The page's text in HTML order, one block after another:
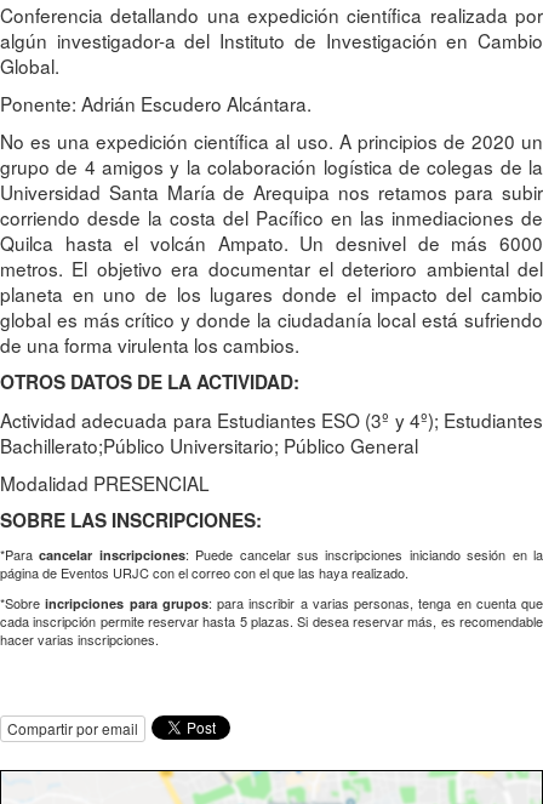
Conferencia detallando una expedición científica realizada por
algún investigador-a del Instituto de Investigación en Cambio
Global.
Ponente: Adrián Escudero Alcántara.
No es una expedición científica al uso. A principios de 2020 un
grupo de 4 amigos y la colaboración logística de colegas de la
Universidad Santa María de Arequipa nos retamos para subir
corriendo desde la costa del Pacífico en las inmediaciones de
Quilca hasta el volcán Ampato. Un desnivel de más 6000
metros. El objetivo era documentar el deterioro ambiental del
planeta en uno de los lugares donde el impacto del cambio
global es más crítico y donde la ciudadanía local está sufriendo
de una forma virulenta los cambios.
OTROS DATOS DE LA ACTIVIDAD:
Actividad adecuada para Estudiantes ESO (3º y 4º); Estudiantes
Bachillerato;Público Universitario; Público General
Modalidad PRESENCIAL
SOBRE LAS INSCRIPCIONES:
*Para cancelar inscripciones: Puede cancelar sus inscripciones iniciando sesión en la
página de Eventos URJC con el correo con el que las haya realizado.
*Sobreincripciones para grupos: para inscribir a varias personas, tenga en cuenta que
cada inscripción permite reservar hasta 5 plazas. Si desea reservar más, es recomendable
hacer varias inscripciones.
Compartir por email